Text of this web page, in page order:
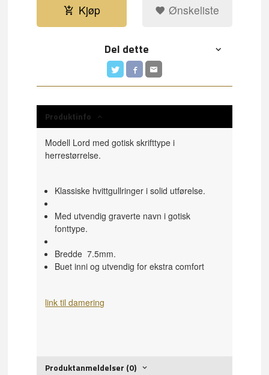
Kjøp Ønskeliste
Del dette
Produktinfo
Modell Lord med gotisk skrifttype i
herrestørrelse.
Klassiske hvittgullringer i solid utførelse.
Med utvendig graverte navn i gotisk
fonttype.
Bredde 7.5mm.
Buet inni og utvendig for ekstra comfort
link til damering
Produktanmeldelser (0)